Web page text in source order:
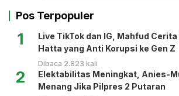
Pos Terpopuler
1
Live TikTok dan IG, Mahfud
Hatta yang Anti Korupsi ke Gen Z
Dibaca 2.823 kali
2
Elektabilitas Meningkat, Anies-
Menang Jika Pilpres 2 Putaran